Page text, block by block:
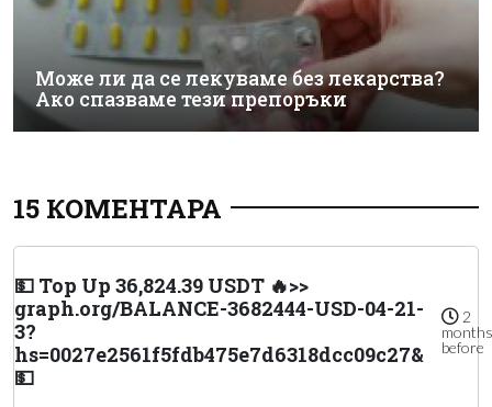
Може ли да се лекуваме без лекарства?
Ако спазваме тези препоръки
15 КОМЕНТАРА
💵 Top Up 36,824.39 USDT 🔥>>
graph.org/BALANCE-3682444-USD-04-21-
3?
hs=0027e2561f5fdb475e7d6318dcc09c27&
💵
2
months
before